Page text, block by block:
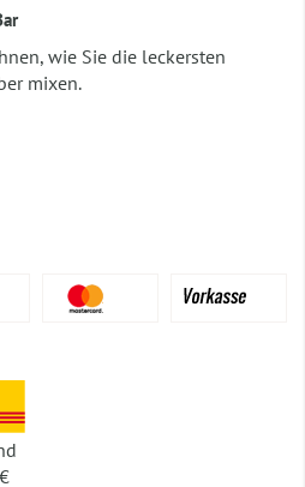
wie Sie die leckersten
mixen.